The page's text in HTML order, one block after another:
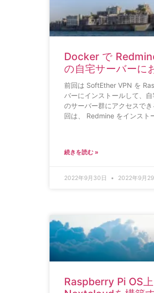
Docker で
の自宅サーバーに
前回は SoftEther VPN を
バーにインストールして、
のサーバー群にアクセスで
回は、 Redmine をインスト
続きを読む »
2022年9月30日 2022年9月
Raspberry Pi OS